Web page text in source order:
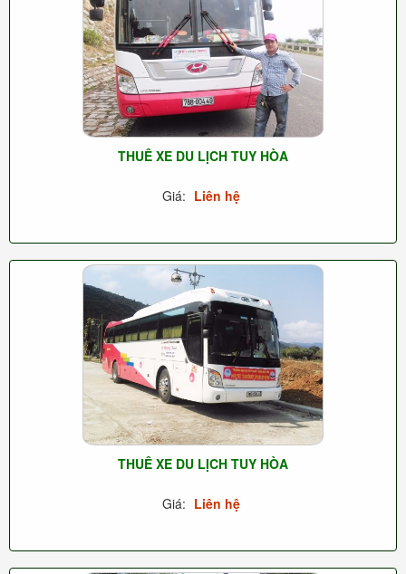
THUÊ XE DU LỊCH TUY HÒA
Giá: Liên hệ
THUÊ XE DU LỊCH TUY HÒA
Giá: Liên hệ